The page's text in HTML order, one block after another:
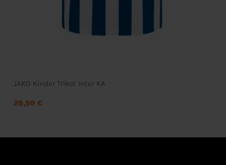
JAKO Kinder Trikot Inter KA
29,99 €